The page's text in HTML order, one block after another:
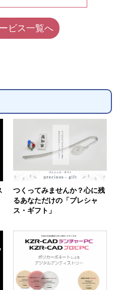
ビス一覧へ
つくってみませんか？心に残
るあなただけの「プレシャ
ス・ギフト」